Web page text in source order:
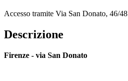
Accesso tramite Via San Donato, 46/48
Descrizione
Firenze - via San Donato